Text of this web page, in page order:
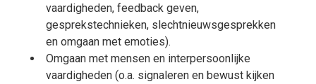
vaardigheden, feedback geven,
gesprekstechnieken, slechtnieuwsgesprekken
en omgaan met emoties).
Omgaan met mensen en interpersoonlijke
vaardigheden (o.a. signaleren en bewust kijken